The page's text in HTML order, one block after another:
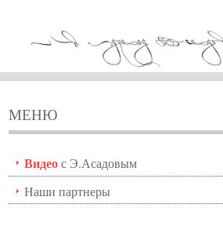
МЕНЮ
Видеос Э.Асадовым
Наши партнеры